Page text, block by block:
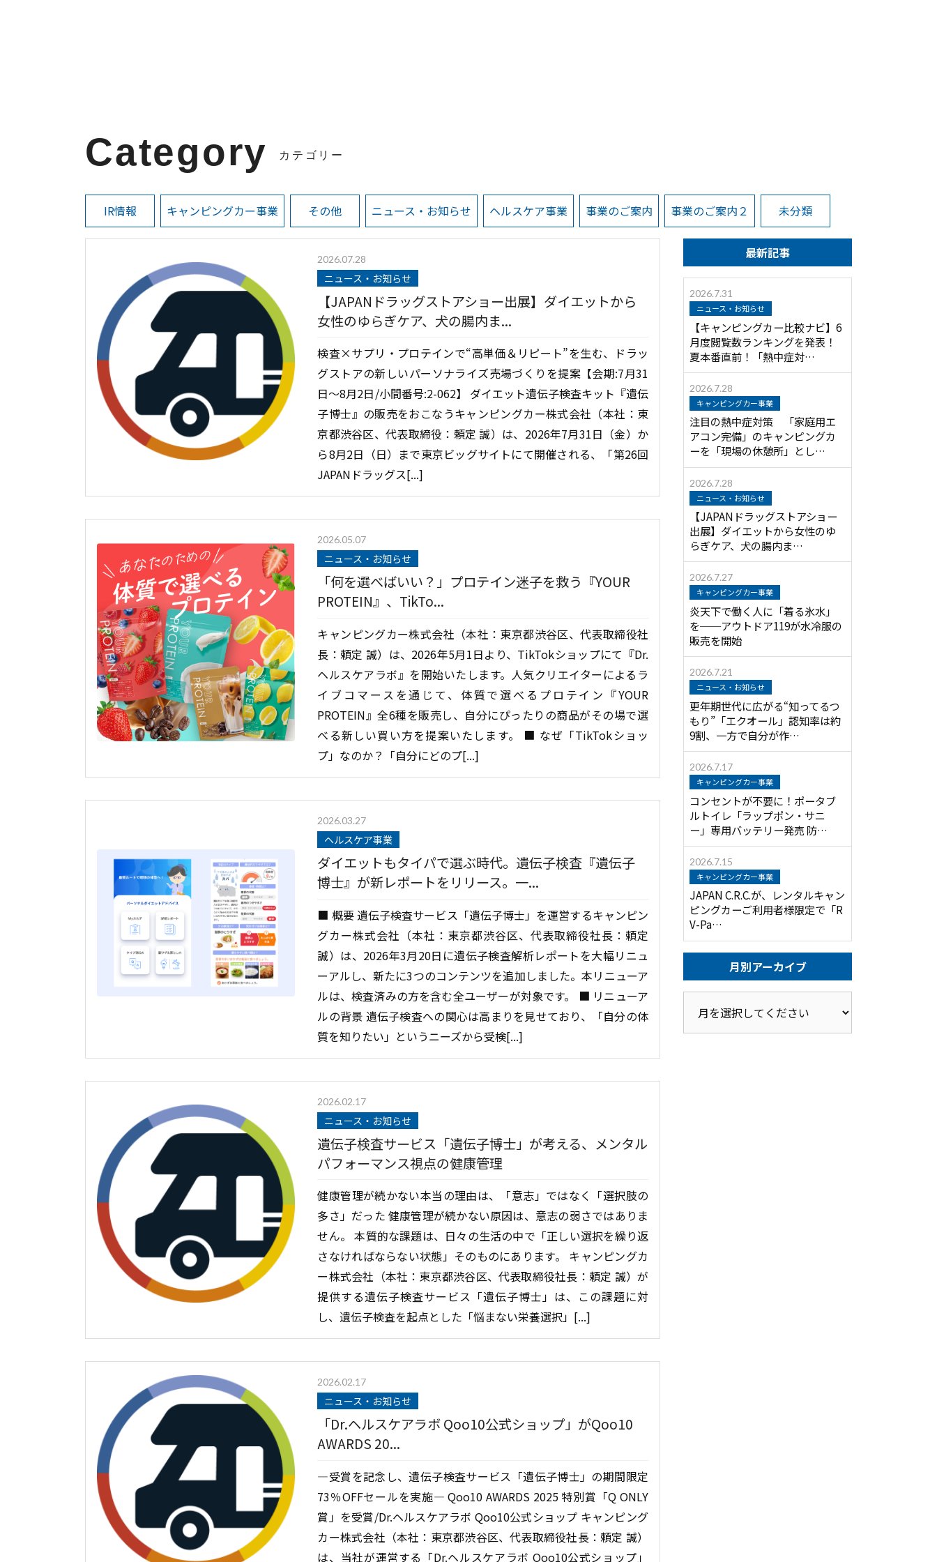
Category カテゴリー
IR情報 キャンピングカー事業 その他 ニュース・お知らせ ヘルスケア事業 事業のご案内 事業のご案内２ 未分類
2026.07.28
ニュース・お知らせ
【JAPANドラッグストアショー出展】ダイエットから
女性のゆらぎケア、犬の腸内ま...
検査×サプリ・プロテインで“高単価＆リピート”を生む、ドラッ
グストアの新しいパーソナライズ売場づくりを提案【会期:7月31
日〜8月2日/小間番号:2-062】 ダイエット遺伝子検査キット『遺伝
子博士』の販売をおこなうキャンピングカー株式会社（本社：東
京都渋谷区、代表取締役：頼定 誠）は、2026年7月31日（金）か
ら8月2日（日）まで東京ビッグサイトにて開催される、「第26回
JAPANドラッグス[...]
2026.05.07
ニュース・お知らせ
「何を選べばいい？」プロテイン迷子を救う『YOUR
PROTEIN』、TikTo...
キャンピングカー株式会社（本社：東京都渋谷区、代表取締役社
長：頼定 誠）は、2026年5月1日より、TikTokショップにて『Dr.
ヘルスケアラボ』を開始いたします。人気クリエイターによるラ
イブコマースを通じて、体質で選べるプロテイン『YOUR
PROTEIN』全6種を販売し、自分にぴったりの商品がその場で選
べる新しい買い方を提案いたします。 ■ なぜ「TikTokショッ
プ」なのか？「自分にどのプ[...]
2026.03.27
ヘルスケア事業
ダイエットもタイパで選ぶ時代。遺伝子検査『遺伝子
博士』が新レポートをリリース。一...
■ 概要 遺伝子検査サービス「遺伝子博士」を運営するキャンピン
グカー株式会社（本社：東京都渋谷区、代表取締役社長：頼定
誠）は、2026年3月20日に遺伝子検査解析レポートを大幅リニュ
ーアルし、新たに3つのコンテンツを追加しました。本リニューア
ルは、検査済みの方を含む全ユーザーが対象です。 ■ リニューア
ルの背景 遺伝子検査への関心は高まりを見せており、「自分の体
質を知りたい」というニーズから受検[...]
2026.02.17
ニュース・お知らせ
遺伝子検査サービス「遺伝子博士」が考える、メンタル
パフォーマンス視点の健康管理
健康管理が続かない本当の理由は、「意志」ではなく「選択肢の
多さ」だった 健康管理が続かない原因は、意志の弱さではありま
せん。 本質的な課題は、日々の生活の中で「正しい選択を繰り返
さなければならない状態」そのものにあります。 キャンピングカ
ー株式会社（本社：東京都渋谷区、代表取締役社長：頼定 誠）が
提供する遺伝子検査サービス「遺伝子博士」は、この課題に対
し、遺伝子検査を起点とした「悩まない栄養選択」[...]
2026.02.17
ニュース・お知らせ
「Dr.ヘルスケアラボ Qoo10公式ショップ」がQoo10
AWARDS 20...
—受賞を記念し、遺伝子検査サービス「遺伝子博士」の期間限定
73％OFFセールを実施— Qoo10 AWARDS 2025 特別賞「Q ONLY
賞」を受賞/Dr.ヘルスケアラボ Qoo10公式ショップ キャンピング
カー株式会社（本社：東京都渋谷区、代表取締役社長：頼定 誠）
は、当社が運営する「Dr.ヘルスケアラボ Qoo10公式ショップ」
最新記事
2026.7.31
ニュース・お知らせ
【キャンピングカー比較ナビ】6
月度閲覧数ランキングを発表！
夏本番直前！「熱中症対…
2026.7.28
キャンピングカー事業
注目の熱中症対策 「家庭用エ
アコン完備」のキャンピングカ
ーを「現場の休憩所」とし…
2026.7.28
ニュース・お知らせ
【JAPANドラッグストアショー
出展】ダイエットから女性のゆ
らぎケア、犬の腸内ま…
2026.7.27
キャンピングカー事業
炎天下で働く人に「着る氷水」
を──アウトドア119が水冷服の
販売を開始
2026.7.21
ニュース・お知らせ
更年期世代に広がる“知ってるつ
もり”「エクオール」認知率は約
9割、一方で自分が作…
2026.7.17
キャンピングカー事業
コンセントが不要に！ポータブ
ルトイレ「ラップポン・サニ
ー」専用バッテリー発売 防…
2026.7.15
キャンピングカー事業
JAPAN C.R.C.が、レンタルキャン
ピングカーご利用者様限定で「R
V-Pa…
月別アーカイブ